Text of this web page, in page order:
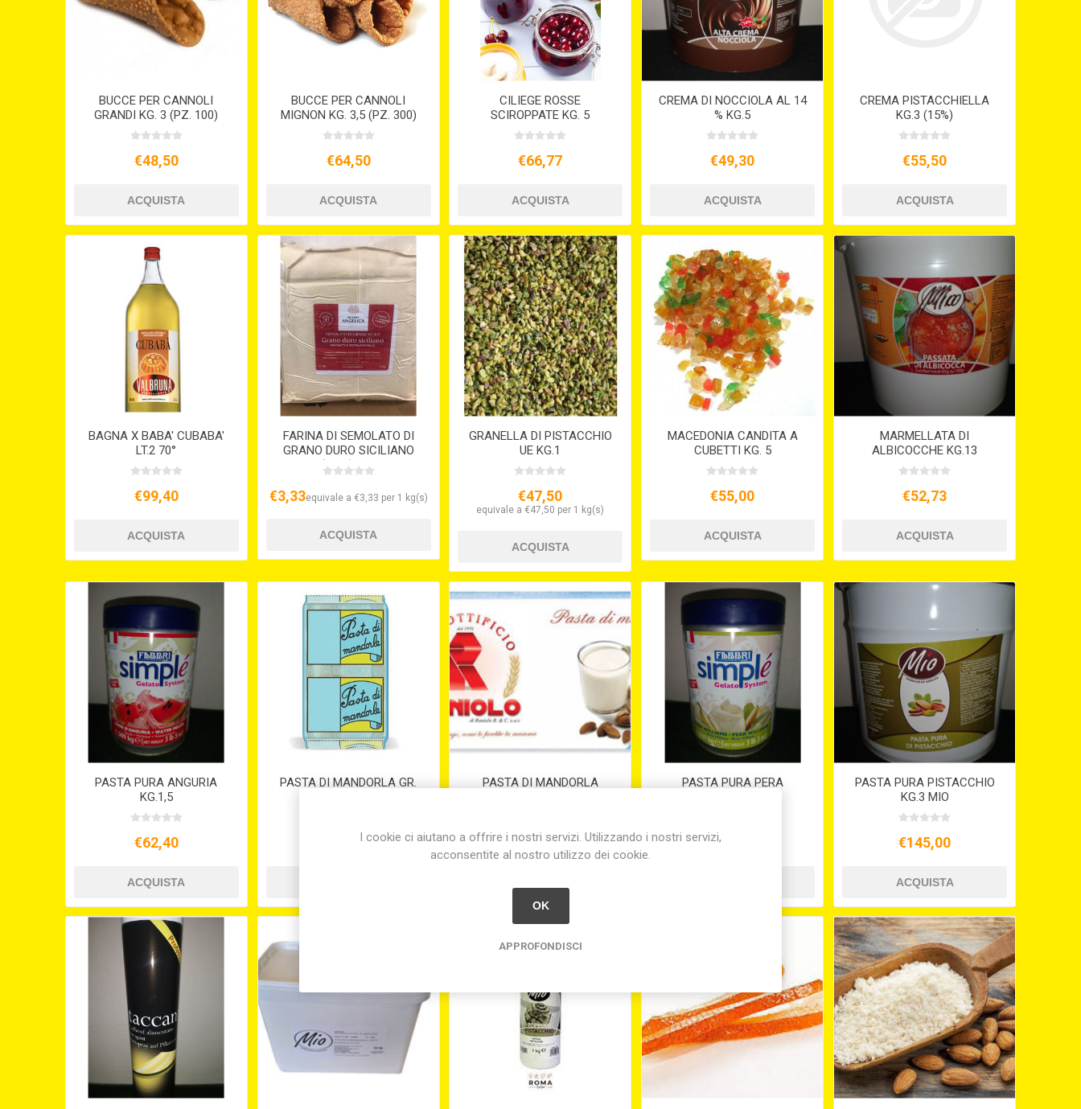
BUCCE PER CANNOLI
GRANDI KG. 3 (PZ. 100)
€48,50
BUCCE PER CANNOLI
MIGNON KG. 3,5 (PZ. 300)
€64,50
CILIEGE ROSSE
SCIROPPATE KG. 5
€66,77
CREMA DI NOCCIOLA AL 14
% KG.5
€49,30
CREMA PISTACCHIELLA
KG.3 (15%)
€55,50
BAGNA X BABA' CUBABA'
LT.2 70°
€99,40
FARINA DI SEMOLATO DI
GRANO DURO SICILIANO
(KG.5) S/V
€3,33equivale a €3,33 per 1 kg(s)
GRANELLA DI PISTACCHIO
UE KG.1
€47,50
equivale a €47,50 per 1 kg(s)
MACEDONIA CANDITA A
CUBETTI KG. 5
€55,00
MARMELLATA DI
ALBICOCCHE KG.13
€52,73
PASTA PURA ANGURIA
KG.1,5
€62,40
PASTA DI MANDORLA GR.
€3,30
PASTA DI MANDORLA
€18,62
PASTA PURA PERA
€62,40
PASTA PURA PISTACCHIO
KG.3 MIO
€145,00
I cookie ci aiutano a offrire i nostri servizi. Utilizzando i nostri servizi,
acconsentite al nostro utilizzo dei cookie.
OK
APPROFONDISCI